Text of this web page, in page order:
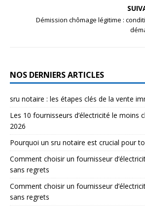
Démission chômage légitime :
NOS DERNIERS ARTICLES
sru notaire : les étapes clés de la vente
Les 10 fournisseurs d’électricité le moins
2026
Pourquoi un sru notaire est crucial pour
Comment choisir un fournisseur
sans regrets
Comment choisir un fournisseur
sans regrets